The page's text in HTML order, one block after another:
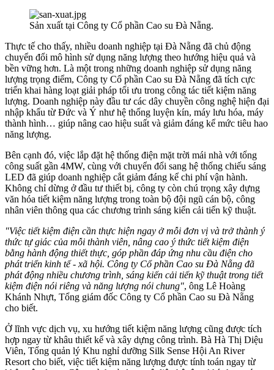
Sản xuất tại Công ty Cổ phần Cao su Đà Nẵng.
Thực tế cho thấy, nhiều doanh nghiệp tại Đà Nẵng đã chủ động
chuyển đổi mô hình sử dụng năng lượng theo hướng hiệu quả và
bền vững hơn. Là một trong những doanh nghiệp sử dụng năng
lượng trọng điểm, Công ty Cổ phần Cao su Đà Nẵng đã tích cực
triển khai hàng loạt giải pháp tối ưu trong công tác tiết kiệm năng
lượng. Doanh nghiệp này đầu tư các dây chuyền công nghệ hiện đại
nhập khẩu từ Đức và Ý như hệ thống luyện kín, máy lưu hóa, máy
thành hình… giúp nâng cao hiệu suất và giảm đáng kể mức tiêu hao
năng lượng.
Bên cạnh đó, việc lắp đặt hệ thống điện mặt trời mái nhà với tổng
công suất gần 4MW, cùng với chuyển đổi sang hệ thống chiếu sáng
LED đã giúp doanh nghiệp cắt giảm đáng kể chi phí vận hành.
Không chỉ dừng ở đầu tư thiết bị, công ty còn chú trọng xây dựng
văn hóa tiết kiệm năng lượng trong toàn bộ đội ngũ cán bộ, công
nhân viên thông qua các chương trình sáng kiến cải tiến kỹ thuật.
"Việc tiết kiệm điện cần thực hiện ngay ở mỗi đơn vị và trở thành ý
thức tự giác của mỗi thành viên, nâng cao ý thức tiết kiệm điện
bằng hành động thiết thực, góp phần đáp ứng nhu cầu điện cho
phát triển kinh tế - xã hội. Công ty Cổ phần Cao su Đà Nẵng đã
phát động nhiều chương trình, sáng kiến cải tiến kỹ thuật trong tiết
kiệm điện nói riêng và năng lượng nói chung", ông Lê Hoàng
Khánh Nhựt, Tổng giám đốc Công ty Cổ phần Cao su Đà Nẵng
cho biết.
Ở lĩnh vực dịch vụ, xu hướng tiết kiệm năng lượng cũng được tích
hợp ngay từ khâu thiết kế và xây dựng công trình. Bà Hà Thị Diệu
Viên, Tổng quản lý Khu nghỉ dưỡng Silk Sense Hội An River
Resort cho biết, việc tiết kiệm năng lượng được tính toán ngay từ